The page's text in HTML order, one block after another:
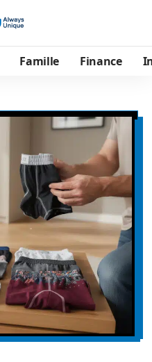
Famille Finance